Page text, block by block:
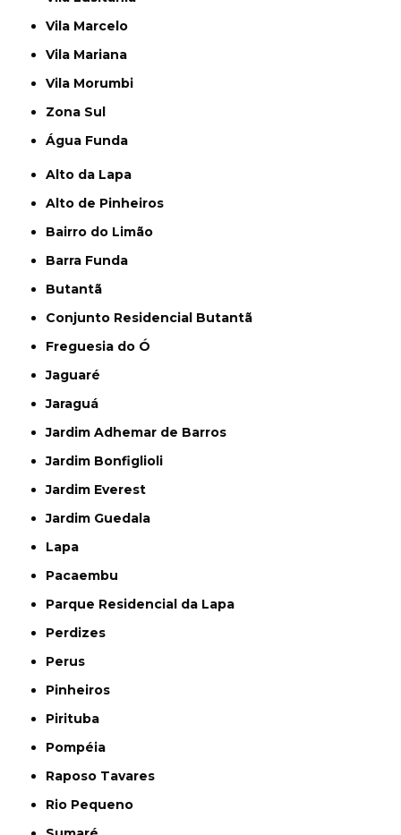
Vila Marcelo
Vila Mariana
Vila Morumbi
Zona Sul
Água Funda
Alto da Lapa
Alto de Pinheiros
Bairro do Limão
Barra Funda
Butantã
Conjunto Residencial Butantã
Freguesia do Ó
Jaguaré
Jaraguá
Jardim Adhemar de Barros
Jardim Bonfiglioli
Jardim Everest
Jardim Guedala
Lapa
Pacaembu
Parque Residencial da Lapa
Perdizes
Perus
Pinheiros
Pirituba
Pompéia
Raposo Tavares
Rio Pequeno